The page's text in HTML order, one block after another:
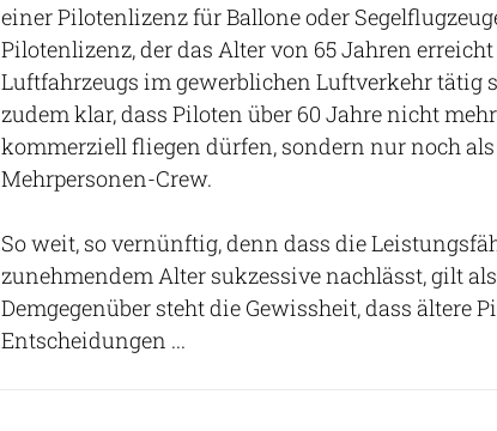
einer Pilotenlizenz für Ballone oder
Pilotenlizenz, der das Alter von 65 Jahren
Luftfahrzeugs im gewerblichen Luftverkehr tätig
zudem klar, dass Piloten über 60 Jahre nicht
kommerziell fliegen dürfen, sondern nur noch
Mehrpersonen-Crew.
So weit, so vernünftig, denn dass die
zunehmendem Alter sukzessive nachlässt, gilt
Demgegenüber steht die Gewissheit, dass ältere
Entscheidungen ...